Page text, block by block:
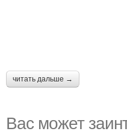
читать дальше →
Вас может